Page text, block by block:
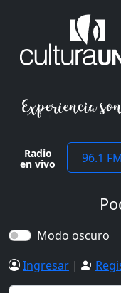
Radio
en vivo 96.1 FM
Modo oscuro
Ingresar |